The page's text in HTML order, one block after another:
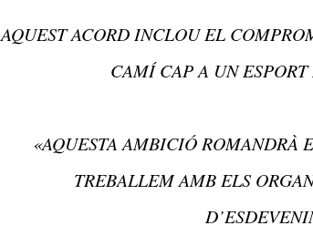
AQUEST ACORD INCLOU EL
CAMÍ CAP A UN
«AQUESTA AMBICIÓ ROMANDRÀ
TREBALLEM AMB ELS